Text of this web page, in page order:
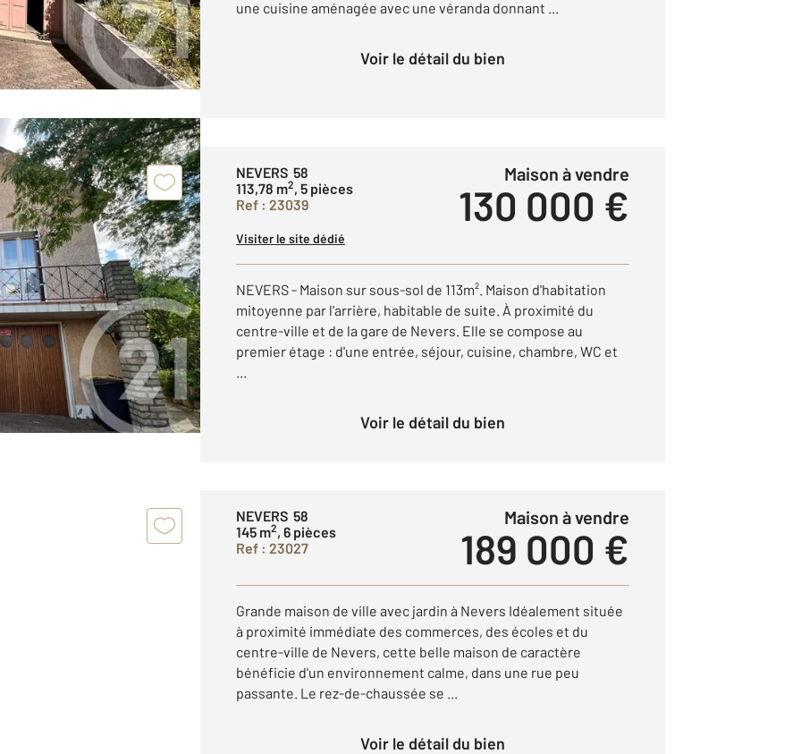
une cuisine aménagée avec une véranda donnant ...
Voir le détail du bien
NEVERS 58
113,78 m2, 5 pièces
Ref : 23039
Maison à vendre
130 000 €
Visiter le site dédié
NEVERS - Maison sur sous-sol de 113m². Maison d'habitation
mitoyenne par l'arrière, habitable de suite. À proximité du
centre-ville et de la gare de Nevers. Elle se compose au
premier étage : d'une entrée, séjour, cuisine, chambre, WC et
...
Voir le détail du bien
NEVERS 58
145 m2, 6 pièces
Ref : 23027
Maison à vendre
189 000 €
Grande maison de ville avec jardin à Nevers Idéalement située
à proximité immédiate des commerces, des écoles et du
centre-ville de Nevers, cette belle maison de caractère
bénéficie d'un environnement calme, dans une rue peu
passante. Le rez-de-chaussée se ...
Voir le détail du bien